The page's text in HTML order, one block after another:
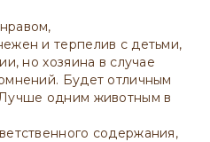
и терпелив с детьми,
но хозяина в случае
Будет отличным
одним животным в
содержания,